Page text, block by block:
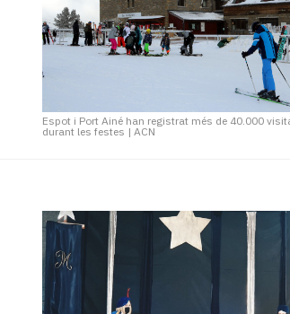
Espot i Port Ainé han registrat més de 40.000
durant les festes | ACN